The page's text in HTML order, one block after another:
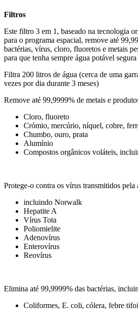
Filtros
Este filtro 3 em 1, baseado na tecnologia
para o programa espacial, remove até
bactérias, vírus, cloro, fluoretos e metais
para que tenha sempre água potável
Filtra 200 litros de água (cerca de uma
vezes por dia durante 3 meses)
Remove até 99,9999% de metais e
Cloro, fluoreto
Crómio, mercúrio, níquel, cobre,
Chumbo, ouro, prata
Alumínio
Compostos orgânicos voláteis,
Protege-o contra os vírus transmitidos pela
incluindo Norwalk
Hepatite A
Vírus Tota
Poliomielite
Adenovírus
Enterovírus
Reovírus
Elimina até 99,9999% das bactérias,
Coliformes, E. coli, cólera, febre